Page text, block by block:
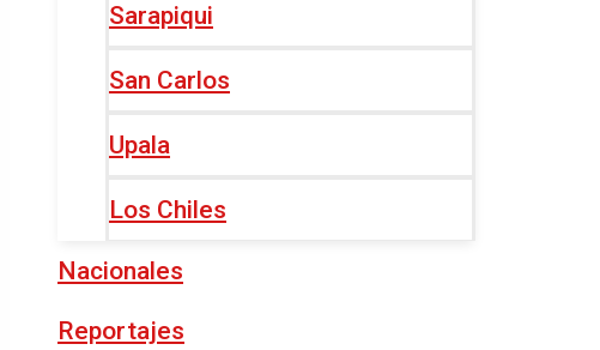
Sarapiqui
San Carlos
Upala
Los Chiles
Nacionales
Reportajes